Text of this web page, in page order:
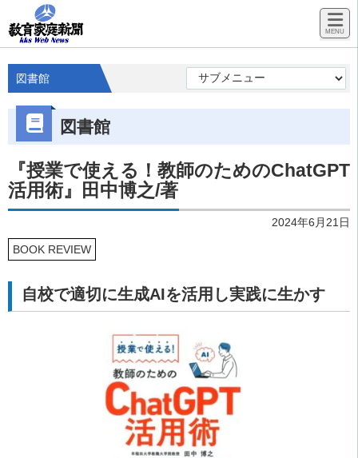
図書館
図書館
『授業で使える！教師のためのChatGPT
活用術』田中博之/著
2024年6月21日
BOOK REVIEW
自校で適切に生成AIを活用し実践に生かす